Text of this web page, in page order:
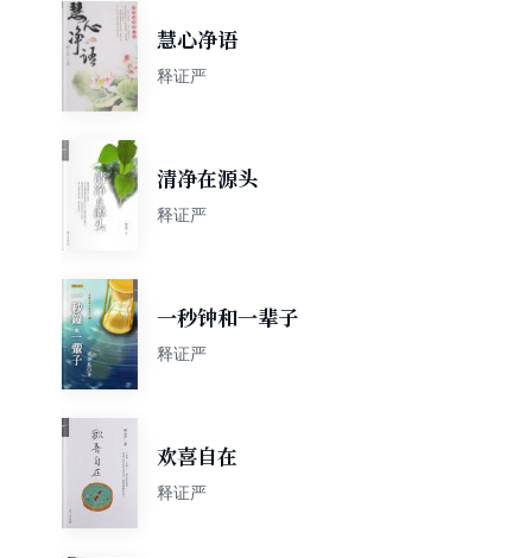
慧心净语
释证严
清净在源头
释证严
一秒钟和一辈子
释证严
欢喜自在
释证严